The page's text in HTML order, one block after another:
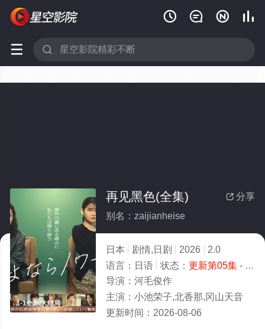
   
 
1-1全集/大结局
 分享
再见黑色(全集)
别名：zaijianheise
日本 剧情,日剧 2026
2.0
语言： 日语 状态： 更新第05集- 免费在线观看
导演： 河毛俊作
主演： 小池荣子,北香那,冈山天音
更新时间： 2026-08-06